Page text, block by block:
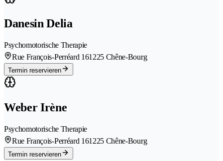
Danesin Delia
Psychomotorische Therapie
Rue François-Perréard 161225 Chêne-Bourg
Termin reservieren
Weber Irène
Psychomotorische Therapie
Rue François-Perréard 161225 Chêne-Bourg
Termin reservieren